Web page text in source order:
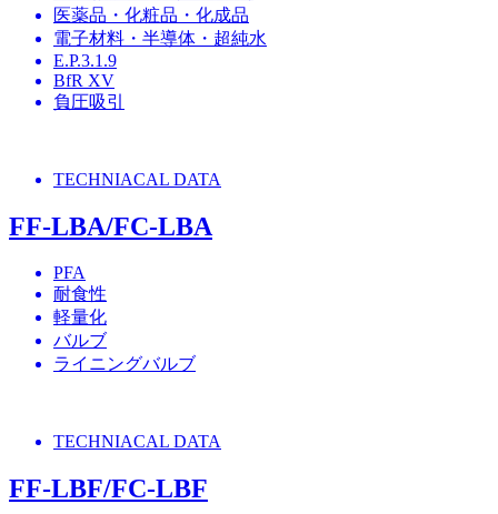
医薬品・化粧品・化成品
電子材料・半導体・超純水
E.P.3.1.9
BfR XV
負圧吸引
TECHNIACAL DATA
FF-LBA/FC-LBA
PFA
耐食性
軽量化
バルブ
ライニングバルブ
TECHNIACAL DATA
FF-LBF/FC-LBF